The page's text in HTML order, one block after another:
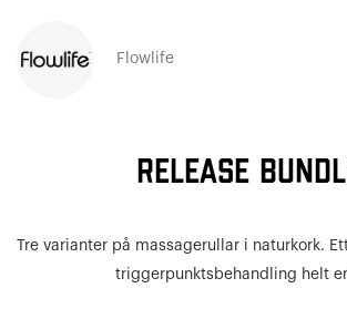
Flowlife
Release
Tre varianter på massagerullar i naturkork.
triggerpunktsbehandling helt